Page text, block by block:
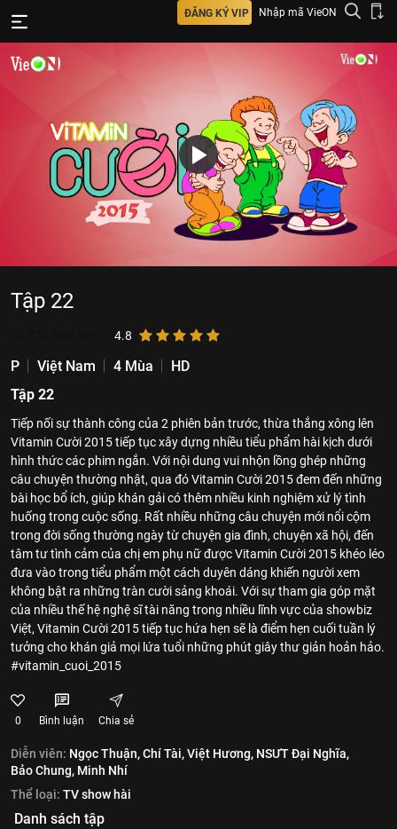
ĐĂNG KÝ VIP Nhập mã VieON
Tập 22
4.8
P Việt Nam 4 Mùa
HD
Tập 22
Tiếp nối sự thành công của 2 phiên bản trước, thừa thắng xông lên
Vitamin Cười 2015 tiếp tục xây dựng nhiều tiểu phẩm hài kịch dưới
hình thức các phim ngắn. Với nội dung vui nhộn lồng ghép những
câu chuyện thường nhật, qua đó Vitamin Cười 2015 đem đến những
bài học bổ ích, giúp khán gải có thêm nhiều kinh nghiệm xử lý tình
huống trong cuộc sống. Rất nhiều những câu chuyện mới nổi cộm
trong đời sống thường ngày từ chuyện gia đình, chuyện xã hội, đến
tâm tư tình cảm của chị em phụ nữ được Vitamin Cười 2015 khéo léo
đưa vào trong tiểu phẩm một cách duyên dáng khiến người xem
không bật ra những tràn cười sảng khoái. Với sự tham gia góp mặt
của nhiều thế hệ nghệ sĩ tài năng trong nhiều lĩnh vực của showbiz
Việt, Vitamin Cười 2015 tiếp tục hứa hẹn sẽ là điểm hẹn cuối tuần lý
tưởng cho khán giả mọi lứa tuổi những phút giây thư giản hoản hảo.
#vitamin_cuoi_2015
0 Bình luận Chia sẻ
Diễn viên: Ngọc Thuận,Chí Tài,Việt Hương, NSƯT Đại Nghĩa,
Bảo Chung, Minh Nhí
Thể loại: TV show hài
Danh sách tập